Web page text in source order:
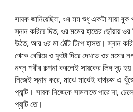
সায়ক জানিয়েছিল, ওর মম শুধু একটা সায়া বুক
স্নান করিয়ে দিত, ওর মমের হাতের ছোঁয়ায় ওর
উঠত, আর ওর মা ঠোঁট টিপে হাসত। স্নান
থেকে বেরিয়ে ও ফুটো দিয়ে দেখতে ওর মমের
নগ্ন শরীর কল্পনা করলেই সায়কের লিঙ্গ দৃঢ়
নিজেই স্নান করে, মাঝে মাঝেই বাথরুম এ
প্যান্টি। সায়ক নিজেকে সামলাতে পারে না,
প্যান্টি তে।